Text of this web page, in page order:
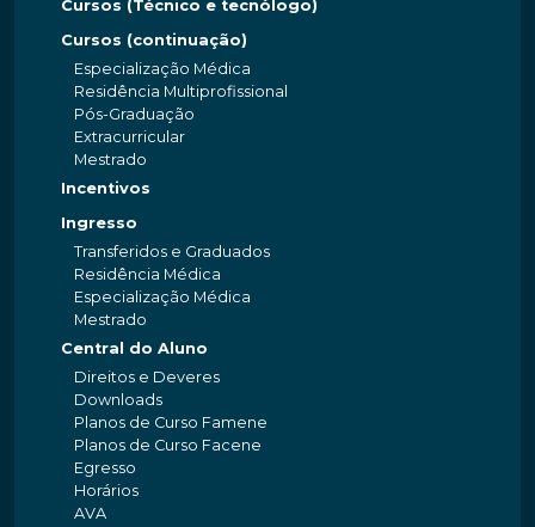
Cursos (Técnico e tecnólogo)
Cursos (continuação)
Especialização Médica
Residência Multiprofissional
Pós-Graduação
Extracurricular
Mestrado
Incentivos
Ingresso
Transferidos e Graduados
Residência Médica
Especialização Médica
Mestrado
Central do Aluno
Direitos e Deveres
Downloads
Planos de Curso Famene
Planos de Curso Facene
Egresso
Horários
AVA